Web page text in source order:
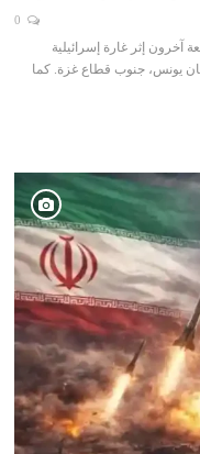
15 عامًا، وأصيب سبعة آخرون إثر غارة إسرائيلية
يونس، جنوب قطاع غزة. كما